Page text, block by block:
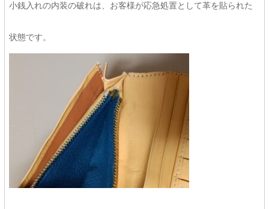
小銭入れの内装の破れは、お客様が応急処置として革を貼られた
状態です。